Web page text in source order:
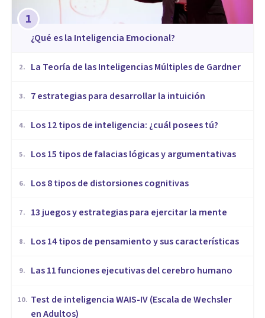
1
¿Qué es la Inteligencia Emocional?
2. La Teoría de las Inteligencias Múltiples de Gardner
3. 7 estrategias para desarrollar la intuición
4. Los 12 tipos de inteligencia: ¿cuál posees tú?
5. Los 15 tipos de falacias lógicas y argumentativas
6. Los 8 tipos de distorsiones cognitivas
7. 13 juegos y estrategias para ejercitar la mente
8. Los 14 tipos de pensamiento y sus características
9. Las 11 funciones ejecutivas del cerebro humano
10. Test de inteligencia WAIS-IV (Escala de Wechsler
en Adultos)